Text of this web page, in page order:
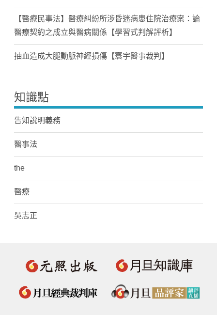
【醫療民事法】醫療糾紛所涉昏迷病患住院治療案：論
醫療契約之成立與醫病關係【學習式判解評析】
抽血造成大腿動脈神經損傷【寰宇醫事裁判】
知識點
告知說明義務
醫事法
the
醫療
吳志正